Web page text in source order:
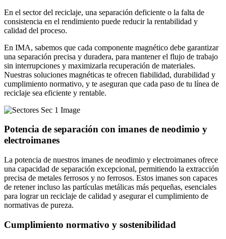
En el sector del reciclaje, una separación deficiente o la falta de
consistencia en el rendimiento puede reducir la rentabilidad y
calidad del proceso.
En IMA, sabemos que cada componente magnético debe garantizar
una separación precisa y duradera, para mantener el flujo de trabajo
sin interrupciones y maximizarla recuperación de materiales.
Nuestras soluciones magnéticas te ofrecen fiabilidad, durabilidad y
cumplimiento normativo, y te aseguran que cada paso de tu línea de
reciclaje sea eficiente y rentable.
Potencia de separación con imanes de neodimio y
electroimanes
La potencia de nuestros imanes de neodimio y electroimanes ofrece
una capacidad de separación excepcional, permitiendo la extracción
precisa de metales ferrosos y no ferrosos. Estos imanes son capaces
de retener incluso las partículas metálicas más pequeñas, esenciales
para lograr un reciclaje de calidad y asegurar el cumplimiento de
normativas de pureza.
Cumplimiento normativo y sostenibilidad